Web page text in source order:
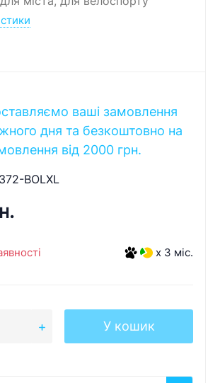
ваші замовлення
дня та безкоштовно на
від 2000 грн.
BOLXL
x 3 міс.
У кошик